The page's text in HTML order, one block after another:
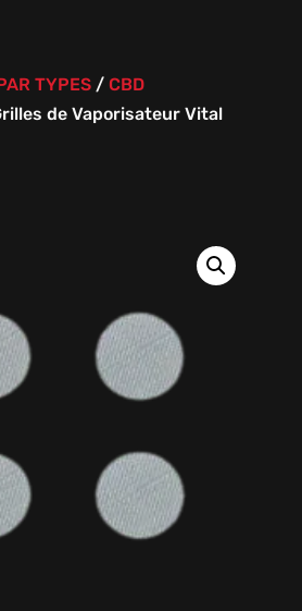
TYPES/ CBD
de Vaporisateur Vital